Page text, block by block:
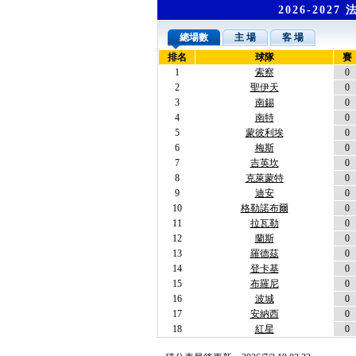
2026-2027
總場數 主 場
客 場
排名
球隊
賽
1
索察
0
2
聖伊天
0
3
南錫
0
4
南特
0
5
蒙彼利埃
0
6
梅斯
0
7
吉英坎
0
8
克萊蒙特
0
9
迪安
0
10
格勒諾布爾
0
11
拉瓦勒
0
12
蘭斯
0
13
羅德茲
0
14
登卡基
0
15
布羅尼
0
16
波城
0
17
安納西
0
18
紅星 0